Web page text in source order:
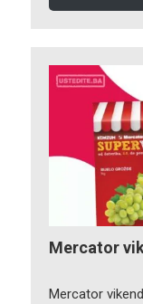
Mercator
Mercator